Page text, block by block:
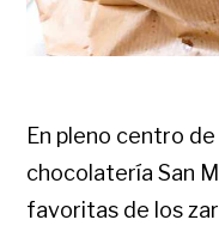
En pleno centro
chocolatería San
favoritas de los